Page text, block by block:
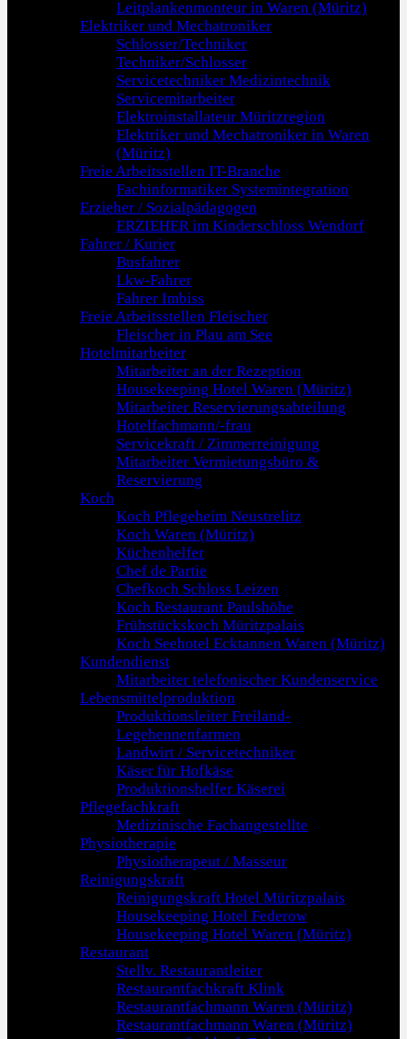
Leitplankenmonteur in Waren (Müritz)
Elektriker und Mechatroniker
Schlosser/Techniker
Techniker/Schlosser
Servicetechniker Medizintechnik
Servicemitarbeiter
Elektroinstallateur Müritzregion
Elektriker und Mechatroniker in Waren
(Müritz)
Freie Arbeitsstellen IT-Branche
Fachinformatiker Systemintegration
Erzieher / Sozialpädagogen
ERZIEHER im Kinderschloss Wendorf
Fahrer / Kurier
Busfahrer
Lkw-Fahrer
Fahrer Imbiss
Freie Arbeitsstellen Fleischer
Fleischer in Plau am See
Hotelmitarbeiter
Mitarbeiter an der Rezeption
Housekeeping Hotel Waren (Müritz)
Mitarbeiter Reservierungsabteilung
Hotelfachmann/-frau
Servicekraft / Zimmerreinigung
Mitarbeiter Vermietungsbüro &
Reservierung
Koch
Koch Pflegeheim Neustrelitz
Koch Waren (Müritz)
Küchenhelfer
Chef de Partie
Chefkoch Schloss Leizen
Koch Restaurant Paulshöhe
Frühstückskoch Müritzpalais
Koch Seehotel Ecktannen Waren (Müritz)
Kundendienst
Mitarbeiter telefonischer Kundenservice
Lebensmittelproduktion
Produktionsleiter Freiland-
Legehennenfarmen
Landwirt / Servicetechniker
Käser für Hofkäse
Produktionshelfer Käserei
Pflegefachkraft
Medizinische Fachangestellte
Physiotherapie
Physiotherapeut / Masseur
Reinigungskraft
Reinigungskraft Hotel Müritzpalais
Housekeeping Hotel Federow
Housekeeping Hotel Waren (Müritz)
Restaurant
Stellv. Restaurantleiter
Restaurantfachkraft Klink
Restaurantfachmann Waren (Müritz)
Restaurantfachmann Waren (Müritz)